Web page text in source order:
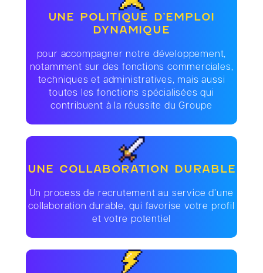
UNE POLITIQUE D’EMPLOI
DYNAMIQUE
pour accompagner notre développement,
notamment sur des fonctions commerciales,
techniques et administratives, mais aussi
toutes les fonctions spécialisées qui
contribuent à la réussite du Groupe
UNE COLLABORATION DURABLE
Un process de recrutement au service d’une
collaboration durable, qui favorise votre profil
et votre potentiel